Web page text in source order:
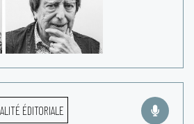
ÉDITORIALE